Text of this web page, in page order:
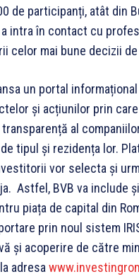
de participanți, atât din
intra în contact cu
celor mai bune decizii
un portal
și acțiunilor prin
al
tipul și rezidența lor.
vor selecta și
Astfel, BVB va include
piața de capital din
prin noul sistem
și acoperire de către
adresa